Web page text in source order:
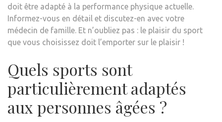
doit être adapté à la performance physique actuelle.
Informez-vous en détail et discutez-en avec votre
médecin de famille. Et n’oubliez pas : le plaisir du sport
que vous choisissez doit l’emporter sur le plaisir !
Quels sports sont
particulièrement adaptés
aux personnes âgées ?